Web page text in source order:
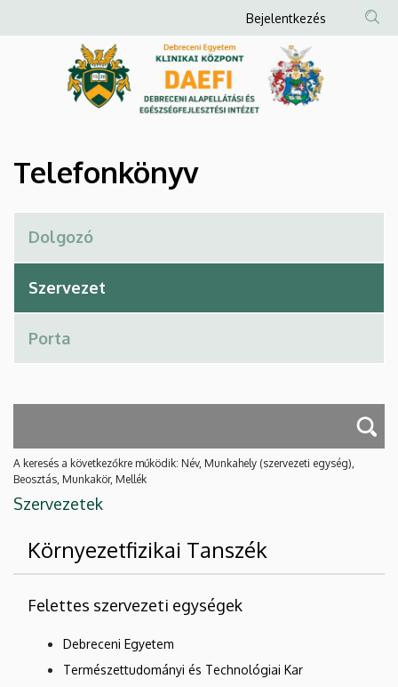
Debreceni
és
Egészségfejlesztési
Intézet
a
Anonim
Felhasználói
fiók
menüje
Bejelentkezés
Telefonkönyv
A keresés a következőkre működik: Név, Munkahely (szervezeti egység),
Beosztás, Munkakör, Mellék
Szervezetek
Környezetfizikai Tanszék
Felettes szervezeti egységek
Debreceni Egyetem
Természettudományi és Technológiai Kar